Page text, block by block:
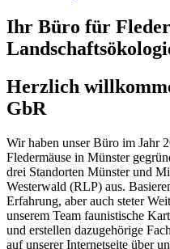
Ihr Büro für
Herzlich
GbR
Wir haben unser Büro im Jahr
Fledermäuse in Münster
drei Standorten Münster und
Westerwald (RLP) aus.
Erfahrung, aber auch steter
unserem Team faunistische
und erstellen dazugehörige
auf unserer Internetseite über